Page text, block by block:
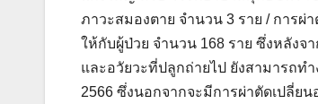
ภาวะสมองตาย จำนวน 3 ราย / การผ่
ให้กับผู้ป่วย จำนวน 168 ราย ซึ่งหลัง
และอวัยวะที่ปลูกถ่ายไป ยังสามารถท
2566 ซึ่งนอกจากจะมีการผ่าตัดเปลี่ย